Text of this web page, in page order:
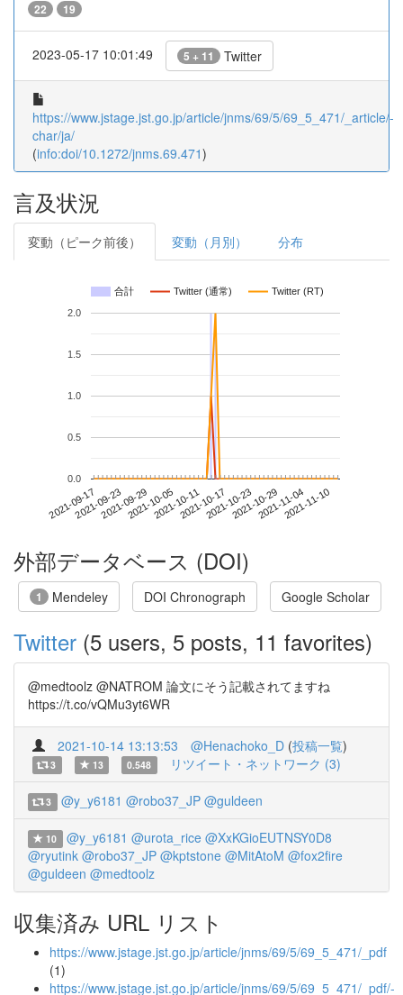
22 19
2023-05-17 10:01:49 5 + 11 Twitter
https://www.jstage.jst.go.jp/article/jnms/69/5/69_5_471/_article/-
char/ja/
(info:doi/10.1272/jnms.69.471)
言及状況
変動（ピーク前後） 変動（月別） 分布
合計 Twitter (通常) Twitter (RT)
2021-09-172021-09-232021-09-292021-10-052021-10-112021-10-172021-10-232021-10-292021-11-042021-11-10
0.0
0.5
1.0
1.5
2.0
外部データベース (DOI)
1 Mendeley DOI Chronograph Google Scholar
Twitter (5 users, 5 posts, 11 favorites)
@medtoolz @NATROM 論文にそう記載されてますね
https://t.co/vQMu3yt6WR
2021-10-14 13:13:53 @Henachoko_D (投稿一覧)
3 13 0.548 リツイート・ネットワーク (3)
3 @y_y6181 @robo37_JP @guldeen
10 @y_y6181 @urota_rice @XxKGioEUTNSY0D8
@ryutink @robo37_JP @kptstone @MitAtoM @fox2fire
@guldeen @medtoolz
収集済み URL リスト
https://www.jstage.jst.go.jp/article/jnms/69/5/69_5_471/_pdf
(1)
https://www.jstage.jst.go.jp/article/jnms/69/5/69_5_471/_pdf/-